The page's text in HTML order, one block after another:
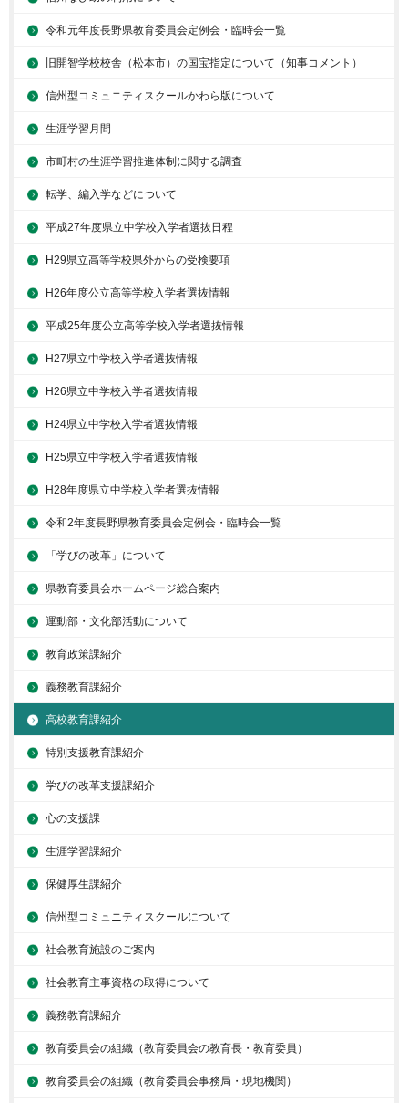
令和元年度長野県教育委員会定例会・臨時会一覧
旧開智学校校舎（松本市）の国宝指定について（知事コメント）
信州型コミュニティスクールかわら版について
生涯学習月間
市町村の生涯学習推進体制に関する調査
転学、編入学などについて
平成27年度県立中学校入学者選抜日程
H29県立高等学校県外からの受検要項
H26年度公立高等学校入学者選抜情報
平成25年度公立高等学校入学者選抜情報
H27県立中学校入学者選抜情報
H26県立中学校入学者選抜情報
H24県立中学校入学者選抜情報
H25県立中学校入学者選抜情報
H28年度県立中学校入学者選抜情報
令和2年度長野県教育委員会定例会・臨時会一覧
「学びの改革」について
県教育委員会ホームページ総合案内
運動部・文化部活動について
教育政策課紹介
義務教育課紹介
高校教育課紹介
特別支援教育課紹介
学びの改革支援課紹介
心の支援課
生涯学習課紹介
保健厚生課紹介
信州型コミュニティスクールについて
社会教育施設のご案内
社会教育主事資格の取得について
義務教育課紹介
教育委員会の組織（教育委員会の教育長・教育委員）
教育委員会の組織（教育委員会事務局・現地機関）